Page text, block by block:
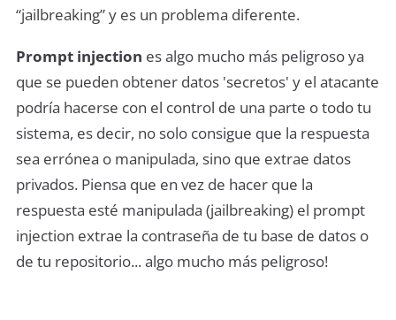
“jailbreaking” y es un problema diferente.
Prompt injection es algo mucho más peligroso ya
que se pueden obtener datos 'secretos' y el atacante
podría hacerse con el control de una parte o todo tu
sistema, es decir, no solo consigue que la respuesta
sea errónea o manipulada, sino que extrae datos
privados. Piensa que en vez de hacer que la
respuesta esté manipulada (jailbreaking) el prompt
injection extrae la contraseña de tu base de datos o
de tu repositorio... algo mucho más peligroso!